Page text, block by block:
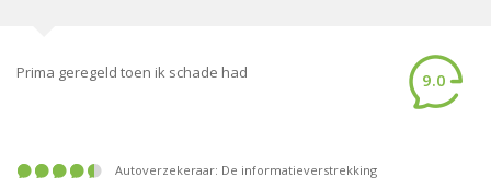
Prima geregeld toen ik schade had 9.0
Autoverzekeraar: De informatieverstrekking